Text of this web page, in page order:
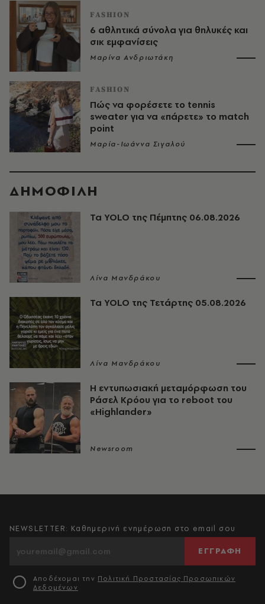
FASHION
6 αθλητικά σύνολα για θηλυκές και
σικ εμφανίσεις
Μαρίνα Ανδριωτάκη
FASHION
Πώς να φορέσετε το tennis
sweater για να «πάρετε» το match
point
Μαρία-Ιωάννα Σιγαλού
ΔΗΜΟΦΙΛΗ
Τα YOLO της Πέμπτης 06.08.2026
Λίνα Μανδράκου
Τα YOLO της Τετάρτης 05.08.2026
Λίνα Μανδράκου
Η εντυπωσιακή μεταμόρφωση του
Ράσελ Κρόου για το reboot του
«Highlander»
Newsroom
NEWSLETTER: Καθημερινή ενημέρωση στο email σου
ΕΓΓΡΑΦΗ
Αποδέχομαι την Πολιτική Προστασίας Προσωπικών
Δεδομένων